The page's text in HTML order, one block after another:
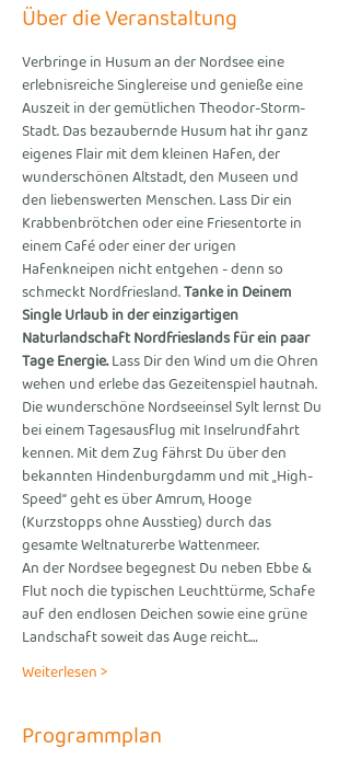
Über die Veranstaltung
Verbringe in Husum an der Nordsee eine
erlebnisreiche Singlereise und genieße eine
Auszeit in der gemütlichen Theodor-Storm-
Stadt. Das bezaubernde Husum hat ihr ganz
eigenes Flair mit dem kleinen Hafen, der
wunderschönen Altstadt, den Museen und
den liebenswerten Menschen. Lass Dir ein
Krabbenbrötchen oder eine Friesentorte in
einem Café oder einer der urigen
Hafenkneipen nicht entgehen - denn so
schmeckt Nordfriesland. Tanke in Deinem
Single Urlaub in der einzigartigen
Naturlandschaft Nordfrieslands für ein paar
Tage Energie. Lass Dir den Wind um die Ohren
wehen und erlebe das Gezeitenspiel hautnah.
Die wunderschöne Nordseeinsel Sylt lernst Du
bei einem Tagesausflug mit Inselrundfahrt
kennen. Mit dem Zug fährst Du über den
bekannten Hindenburgdamm und mit „High-
Speed“ geht es über Amrum, Hooge
(Kurzstopps ohne Ausstieg) durch das
gesamte Weltnaturerbe Wattenmeer.
An der Nordsee begegnest Du neben Ebbe &
Flut noch die typischen Leuchttürme, Schafe
auf den endlosen Deichen sowie eine grüne
Landschaft soweit das Auge reicht.…
Weiterlesen >
Programmplan